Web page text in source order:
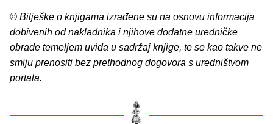
© Bilješke o knjigama izrađene su na osnovu informacija
dobivenih od nakladnika i njihove dodatne uredničke
obrade temeljem uvida u sadržaj knjige, te se kao takve ne
smiju prenositi bez prethodnog dogovora s uredništvom
portala.